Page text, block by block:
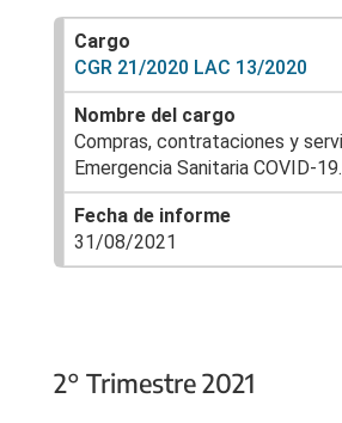
CGR 21/2020 LAC 13/2020
Compras, contrataciones y
Emergencia Sanitaria COVID-19.
31/08/2021
2° Trimestre 2021